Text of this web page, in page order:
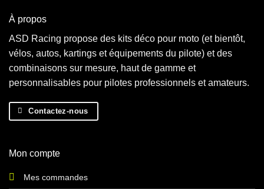
À propos
ASD Racing propose des kits déco pour moto (et bientôt,
vélos, autos, kartings et équipements du pilote) et des
combinaisons sur mesure, haut de gamme et
personnalisables pour pilotes professionnels et amateurs.
Contactez-nous
Mon compte
Mes commandes